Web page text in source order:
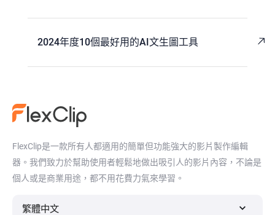
2024年度10個最好用的AI文生圖工具
FlexClip是一款所有人都適用的簡單但功能強大的影片製作編輯
器。我們致力於幫助使用者輕鬆地做出吸引人的影片內容，不論是
個人或是商業用途，都不用花費力氣來學習。
繁體中文